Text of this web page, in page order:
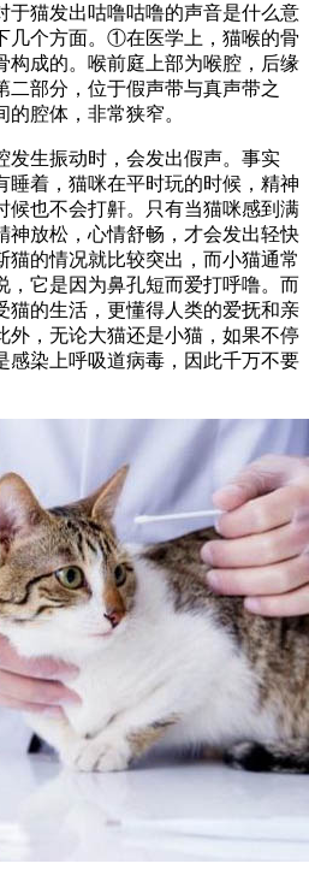
于猫发出咕噜咕噜的声音是什么意
几个方面。①在医学上，猫喉的骨
构成的。喉前庭上部为喉腔，后缘
二部分，位于假声带与真声带之
腔体，非常狭窄。
生振动时，会发出假声。事实
睡着，猫咪在平时玩的时候，精神
候也不会打鼾。只有当猫咪感到满
神放松，心情舒畅，才会发出轻快
的情况就比较突出，而小猫通常
，它是因为鼻孔短而爱打呼噜。而
猫的生活，更懂得人类的爱抚和亲
外，无论大猫还是小猫，如果不停
感染上呼吸道病毒，因此千万不要